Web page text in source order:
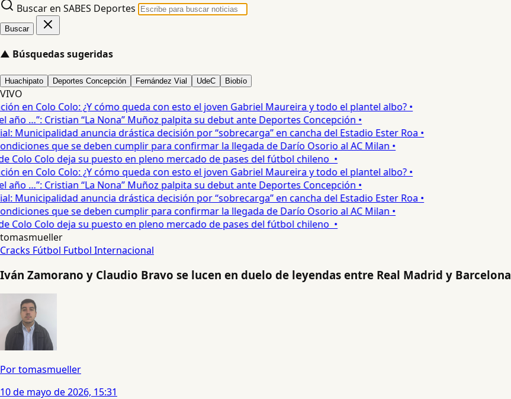
Buscar en SABES Deportes
Buscar
▲ Búsquedas sugeridas
Huachipato Deportes Concepción Fernández Vial UdeC Biobío
VIVO
en Colo Colo: ¿Y cómo queda con esto el joven Gabriel Maureira y todo el plantel albo? •
…”: Cristian “La Nona” Muñoz palpita su debut ante Deportes Concepción •
Municipalidad anuncia drástica decisión por “sobrecarga” en cancha del Estadio Ester Roa •
que se deben cumplir para confirmar la llegada de Darío Osorio al AC Milan •
Colo deja su puesto en pleno mercado de pases del fútbol chileno •
en Colo Colo: ¿Y cómo queda con esto el joven Gabriel Maureira y todo el plantel albo? •
…”: Cristian “La Nona” Muñoz palpita su debut ante Deportes Concepción •
Municipalidad anuncia drástica decisión por “sobrecarga” en cancha del Estadio Ester Roa •
que se deben cumplir para confirmar la llegada de Darío Osorio al AC Milan •
Colo deja su puesto en pleno mercado de pases del fútbol chileno •
tomasmueller
Cracks Fútbol Futbol Internacional
Iván Zamorano y Claudio Bravo se lucen en duelo de leyendas entre Real Madrid y Barcelona
Por tomasmueller
10 de mayo de 2026, 15:31